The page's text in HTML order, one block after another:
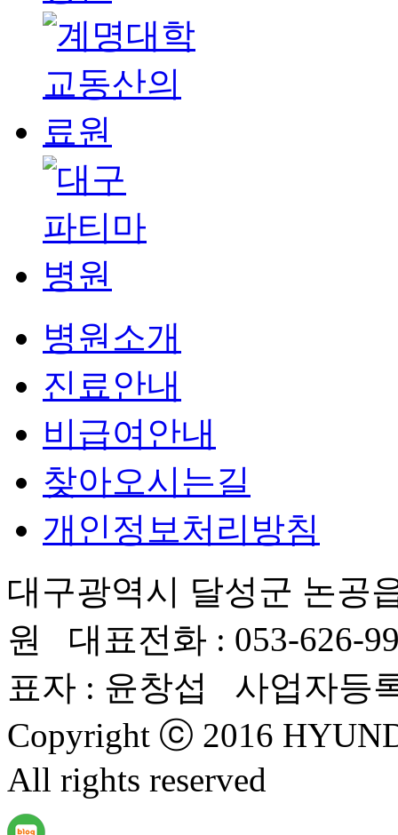
병원소개
진료안내
비급여안내
찾아오시는길
개인정보처리방침
대구광역시 달성군 논공
원 대표전화 : 053-626-
표자 : 윤창섭 사업자등
Copyright ⓒ 2016
All rights reserved